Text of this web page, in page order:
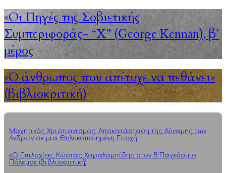
«Οι Πηγές της Σοβιετικής
Συμπεριφοράς- “Χ” (George Kennan), β’
μέρος
«Ο άνθρωπος που απέτυχε να πεθάνει»
(βιβλιοκριτική)
Μαχητικός Χριστιανισμός: Αποκατάσταση της Δύναμης των
Ανδρών σε μια Θηλυκοποιημένη Εποχή
«Ο Επιλοχίας Κώστας Χαραλαμπίδης στον Β΄Παγκόσμιο
Πόλεμο» (βιβλιοκριτική)